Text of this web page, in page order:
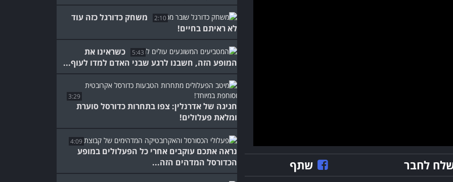
לחבר שתף
2:10
משחק כדורגל כזה עוד
לא ראיתם בחיים!
5:43
כשראינו את
המופע הזה, חשבנו לרגע שבני האדם למדו לעוף...
3:29
חגיגה של אדרנלין: צפו בתחרות כדורסל סוערת
ומלאת פעלולים!
4:09
נראה אתכם עוקבים אחרי כל הפעלולים במופע
הכדורסל המדהים הזה...